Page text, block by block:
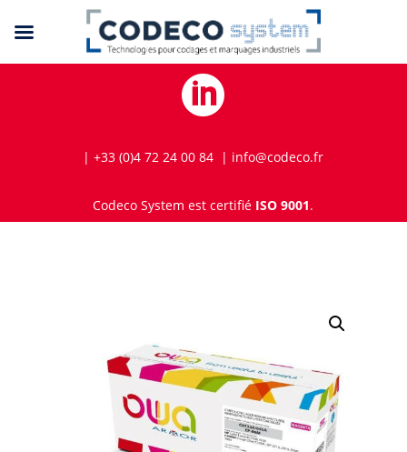

| +33 (0)4 72 24 00 84 | info@codeco.fr
Codeco System est certifié ISO 9001.